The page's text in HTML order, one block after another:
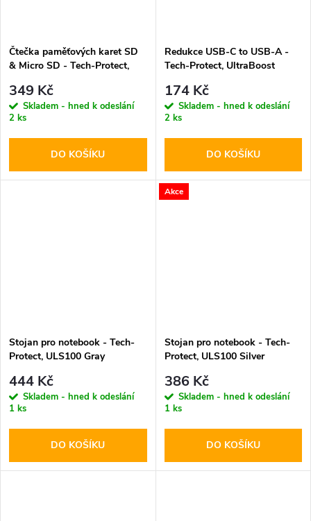
Čtečka paměťových karet SD
& Micro SD - Tech-Protect,
349 Kč
Skladem - hned k odeslání
2 ks
DO KOŠÍKU
Redukce USB-C to USB-A -
Tech-Protect, UltraBoost
174 Kč
Skladem - hned k odeslání
2 ks
DO KOŠÍKU
Stojan pro notebook - Tech-
Protect, ULS100 Gray
444 Kč
Skladem - hned k odeslání
1 ks
DO KOŠÍKU
Akce
Stojan pro notebook - Tech-
Protect, ULS100 Silver
386 Kč
Skladem - hned k odeslání
1 ks
DO KOŠÍKU